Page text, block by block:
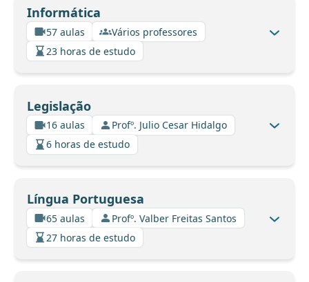
Informática
57 aulas
Vários professores
23 horas de estudo
Legislação
16 aulas
Profº. Julio Cesar Hidalgo
6 horas de estudo
Língua Portuguesa
65 aulas
Profº. Valber Freitas Santos
27 horas de estudo